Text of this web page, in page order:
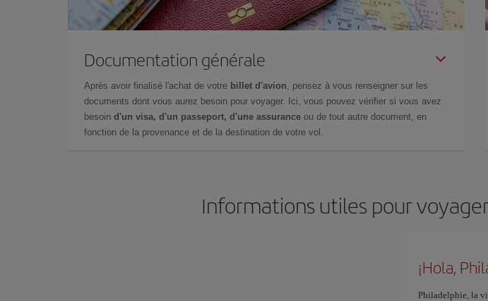
Documentation générale
Après avoir finalisé l'achat de votre billet d'avion, pensez à vous renseigner sur les
documents dont vous aurez besoin pour voyager. Ici, vous pouvez vérifier si vous avez
besoin d'un visa, d'un passeport, d'une assurance ou de tout autre document, en
fonction de la provenance et de la destination de votre vol.
Informations utiles pour
¡Hola,
Philadelphie, la